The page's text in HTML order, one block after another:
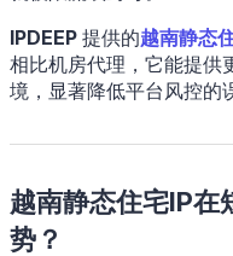
IPDEEP 提供的越南静态
相比机房代理，它能提供
境，显著降低平台风控的
越南静态住宅IP在
势？